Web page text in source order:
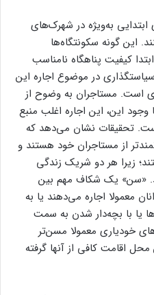
به‌ویژه در شهرک‌‌‌‌های
این گونه سکونتگاه‌‌‌‌ها
کیفیت پناهگاه نامناسب
در موضوع اجاره این
است. مستاجران به وضوح از
این، این اجاره اغلب منبع
است. تحقیقات نشان می‌دهد که
از مستاجران خود هستند و
زیرا هر دو شریک زندگی
«سن» یک شکاف مهم بین
معمولا اجاره می‌دهند یا به
یا با بچه‌‌‌‌دار شدن به سمت
خودیاری معمولا مسن‌‌‌‌تر
اقامت کافی از آنها گرفته